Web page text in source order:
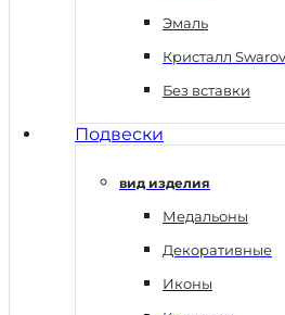
Эмаль
Кристалл
Без вставки
Подвески
вид изделия
Медальоны
Декоративные
Иконы